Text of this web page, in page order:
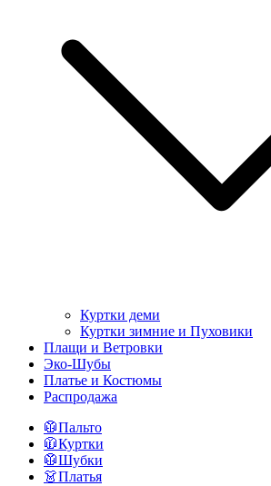
Куртки деми
Куртки зимние и Пуховики
Плащи и Ветровки
Эко-Шубы
Платье и Костюмы
Распродажа
🥼Пальто
🧥Куртки
🥼Шубки
👗Платья